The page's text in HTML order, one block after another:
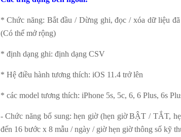
* Chức năng: Bắt đầu / Dừng ghi, đọc / xóa dữ liệu
(Có thể mở rộng)
* định dạng ghi: định dạng CSV
* Hệ điều hành tương thích: iOS 11.4 trở lên
* các model tương thích: iPhone 5s, 5c, 6, 6 Plus, 6s
- Chức năng bổ sung: hẹn giờ (hẹn giờ BẬT / TẮT,
đến 16 bước x 8 mẫu / ngày / giờ hẹn giờ thông số kỹ